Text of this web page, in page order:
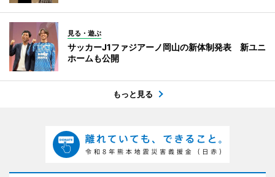
見る・遊ぶ
サッカーJ1ファジアーノ岡山の新体制発表 新ユニ
ホームも公開
もっと見る